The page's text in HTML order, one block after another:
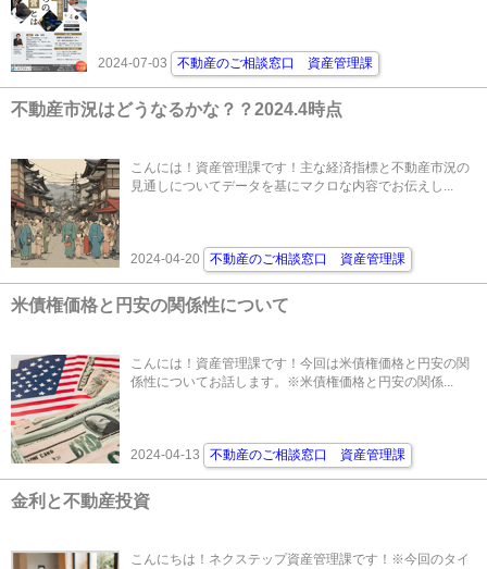
2024-07-03 不動産のご相談窓口 資産管理課
不動産市況はどうなるかな？？2024.4時点
こんには！資産管理課です！主な経済指標と不動産市況の
見通しについてデータを基にマクロな内容でお伝えし...
2024-04-20 不動産のご相談窓口 資産管理課
米債権価格と円安の関係性について
こんには！資産管理課です！今回は米債権価格と円安の関
係性についてお話します。※米債権価格と円安の関係...
2024-04-13 不動産のご相談窓口 資産管理課
金利と不動産投資
こんにちは！ネクステップ資産管理課です！※今回のタイ